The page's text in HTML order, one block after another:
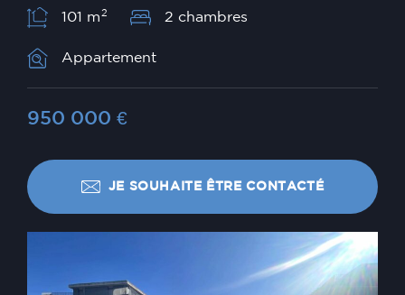
101 m 2 2 chambres
Appartement
950 000 €
JE SOUHAITE ÊTRE CONTACTÉ